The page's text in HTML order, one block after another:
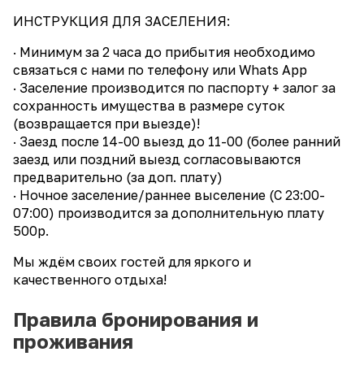
ИНСТРУКЦИЯ ДЛЯ ЗАСЕЛЕНИЯ:
· Минимум за 2 часа до прибытия необходимо
связаться с нами по телефону или Whаts Арр
· Заселение производится по паспорту + залог за
сохранность имущества в размере суток
(возвращается при выезде)!
· Заезд после 14-00 выезд до 11-00 (более ранний
заезд или поздний выезд согласовываются
предварительно (за доп. плату)
· Ночное заселение/раннее выселение (С 23:00-
07:00) производится за дополнительную плату
500р.
Мы ждём своих гостей для яркого и
качественного отдыха!
Правила бронирования и
проживания